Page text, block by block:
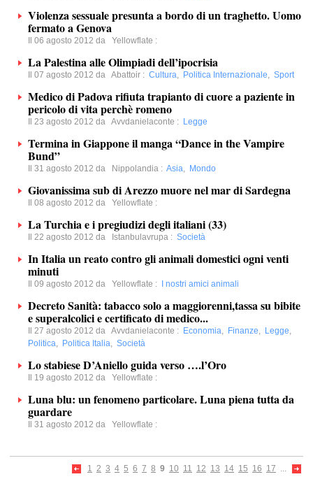
Violenza sessuale presunta a bordo di un traghetto. Uomo
fermato a Genova
Il 06 agosto 2012 da Yellowflate :
La Palestina alle Olimpiadi dell’ipocrisia
Il 07 agosto 2012 da Abattoir : Cultura, Politica Internazionale, Sport
Medico di Padova rifiuta trapianto di cuore a paziente in
pericolo di vita perchè romeno
Il 23 agosto 2012 da Avvdanielaconte : Legge
Termina in Giappone il manga “Dance in the Vampire
Bund”
Il 31 agosto 2012 da Nippolandia : Asia, Mondo
Giovanissima sub di Arezzo muore nel mar di Sardegna
Il 08 agosto 2012 da Yellowflate :
La Turchia e i pregiudizi degli italiani (33)
Il 22 agosto 2012 da Istanbulavrupa : Società
In Italia un reato contro gli animali domestici ogni venti
minuti
Il 09 agosto 2012 da Yellowflate : I nostri amici animali
Decreto Sanità: tabacco solo a maggiorenni,tassa su bibite
e superalcolici e certificato di medico...
Il 27 agosto 2012 da Avvdanielaconte : Economia, Finanze, Legge,
Politica, Politica Italia, Società
Lo stabiese D’Aniello guida verso ….l’Oro
Il 19 agosto 2012 da Yellowflate :
Luna blu: un fenomeno particolare. Luna piena tutta da
guardare
Il 31 agosto 2012 da Yellowflate :
1 2 3 4 5 6 7 8 9 10 11 12 13 14 15 16 17 ...